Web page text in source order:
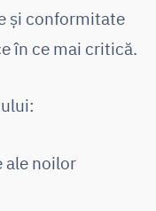
și conformitate
în ce mai critică.
ale noilor